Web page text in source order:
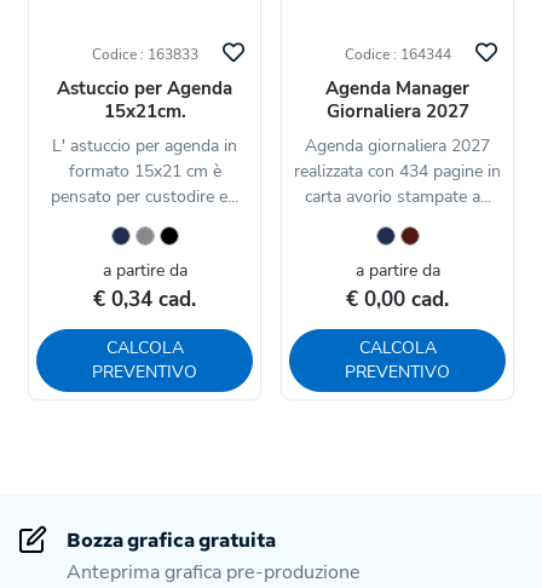
Codice : 163833
Astuccio per Agenda
15x21cm.
L' astuccio per agenda in
formato 15x21 cm è
pensato per custodire e...
a partire da
€ 0,34 cad.
CALCOLA
PREVENTIVO
Codice : 164344
Agenda Manager
Giornaliera 2027
Agenda giornaliera 2027
realizzata con 434 pagine in
carta avorio stampate a...
a partire da
€ 0,00 cad.
CALCOLA
PREVENTIVO
Bozza grafica gratuita
Anteprima grafica pre-produzione